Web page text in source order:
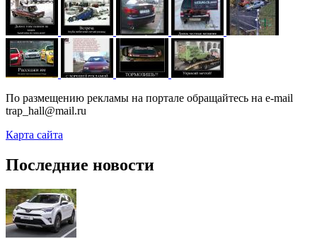
По размещению рекламы на портале обращайтесь на e-mail
trap_hall@mail.ru
Карта сайта
Последние новости